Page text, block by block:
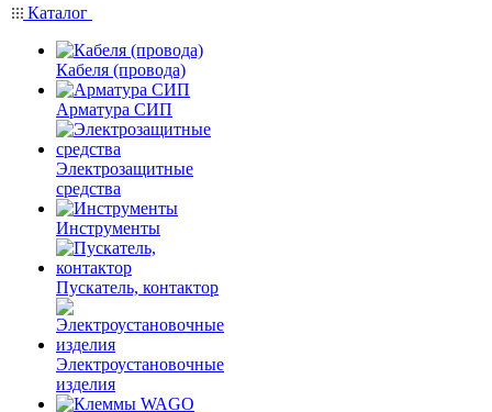
Каталог
Кабеля (провода)
Арматура СИП
Электрозащитные
средства
Инструменты
Пускатель, контактор
Электроустановочные
изделия